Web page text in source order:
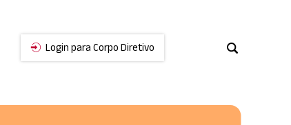
Login para Corpo Diretivo